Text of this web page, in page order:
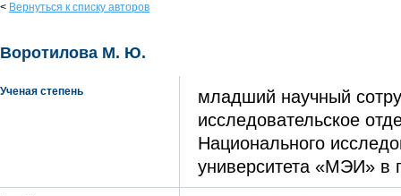
< Вернуться к списку авторов
Воротилова М. Ю.
Ученая степень
младший научный
исследовательское
Национального
университета «­МЭИ» в